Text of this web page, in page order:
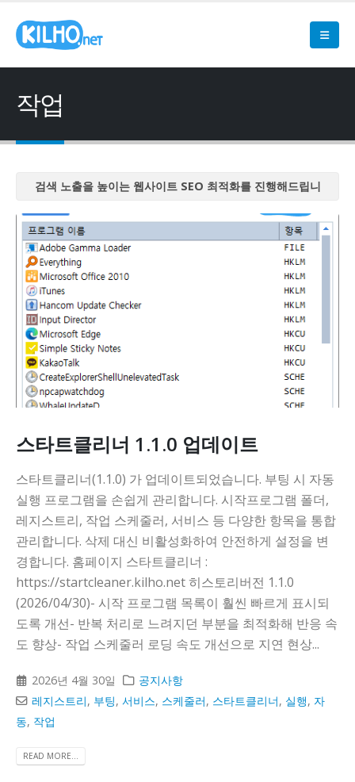
작업
검색 노출을 높이는 웹사이트 SEO 최적화를 진행해드립니
검색 노출을 높이는 웹사이트 SEO 최적화를 진행해드립니
검색 노출을 높이는 웹사이트 SEO 최적화를 진행해드립니
검색 노출을 높이는 웹사이트 SEO 최적화를 진행해드립니
검색 노출을 높이는 웹사이트 SEO 최적화를 진행해드립니
다
스타트클리너 1.1.0 업데이트
스타트클리너(1.1.0) 가 업데이트되었습니다. 부팅 시 자동
실행 프로그램을 손쉽게 관리합니다. 시작프로그램 폴더,
레지스트리, 작업 스케줄러, 서비스 등 다양한 항목을 통합
관리합니다. 삭제 대신 비활성화하여 안전하게 설정을 변
경합니다. 홈페이지 스타트클리너 :
https://startcleaner.kilho.net 히스토리버전 1.1.0
(2026/04/30)- 시작 프로그램 목록이 훨씬 빠르게 표시되
도록 개선- 반복 처리로 느려지던 부분을 최적화해 반응 속
도 향상- 작업 스케줄러 로딩 속도 개선으로 지연 현상...
2026년 4월 30일
공지사항
레지스트리, 부팅,서비스, 스케줄러, 스타트클리너, 실행, 자
동, 작업
READ MORE...